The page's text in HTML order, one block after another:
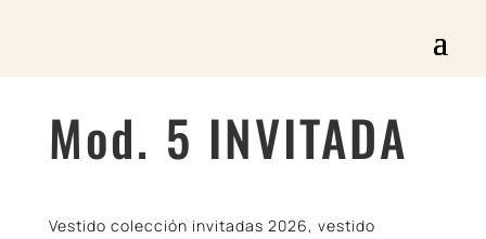
Mod. 5 INVITADA
Vestido colección invitadas 2026, vestido